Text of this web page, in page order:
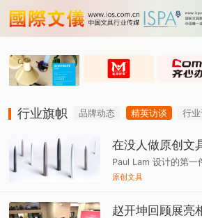
行业旗帜 品牌动态 精英访谈 行
原创文具
赵开坤回顾展亮